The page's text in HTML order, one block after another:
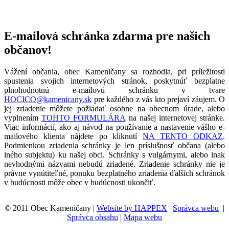
E-mailová schránka zdarma pre našich
občanov!
Vážení občania, obec Kameničany sa rozhodla, pri príležitosti
spustenia svojich internetových stránok, poskytnúť bezplatne
plnohodnotnú e-mailovú schránku v tvare
HOCICO@kamenicany.sk pre každého z vás kto prejaví záujem. O
jej zriadenie môžete požiadať osobne na obecnom úrade, alebo
vyplnenímTOHTO FORMULÁRA na našej internetovej stránke.
Viac informácií, ako aj návod na používanie a nastavenie vášho e-
mailového klienta nájdete po kliknutíNA TENTO ODKAZ.
Podmienkou zriadenia schránky je len príslušnosť občana (alebo
iného subjektu) ku našej obci. Schránky s vulgárnymi, alebo inak
nevhodnými názvami nebudú zriadené. Zriadenie schránky nie je
právne vynútiteľné, ponuku bezplatného zriadenia ďalších schránok
v budúcnosti môže obec v budúcnosti ukončiť.
© 2011 Obec Kameničany | Website by HAPPEX | Správca webu |
Správca obsahu | Mapa webu